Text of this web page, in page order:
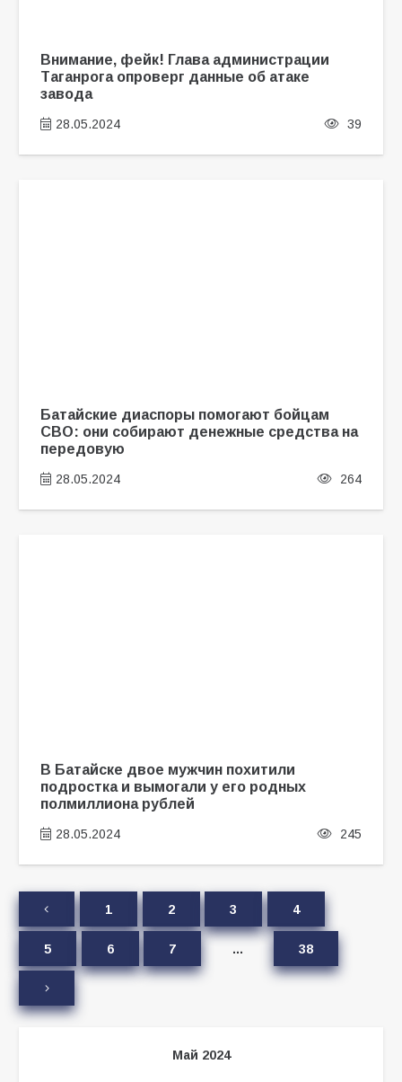
Внимание, фейк! Глава администрации
Таганрога опроверг данные об атаке
завода
28.05.2024 39
Батайские диаспоры помогают бойцам
СВО: они собирают денежные средства на
передовую
28.05.2024 264
В Батайске двое мужчин похитили
подростка и вымогали у его родных
полмиллиона рублей
28.05.2024 245
1 2 3 4
5 6 7 … 38
Май 2024